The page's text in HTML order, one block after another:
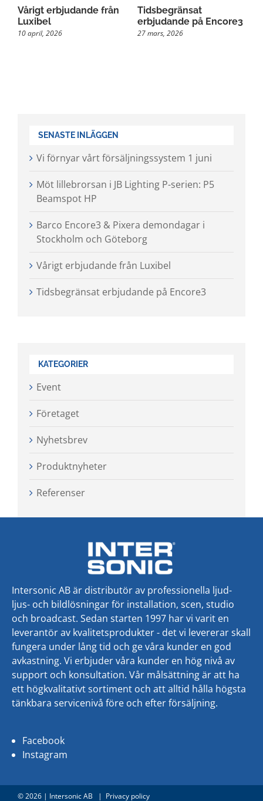
Vårigt erbjudande från
Luxibel
10 april, 2026
Tidsbegränsat
erbjudande på Encore3
27 mars, 2026
SENASTE INLÄGGEN
Vi förnyar vårt försäljningssystem 1 juni
Möt lillebrorsan i JB Lighting P-serien: P5
Beamspot HP
Barco Encore3 & Pixera demondagar i
Stockholm och Göteborg
Vårigt erbjudande från Luxibel
Tidsbegränsat erbjudande på Encore3
KATEGORIER
Event
Företaget
Nyhetsbrev
Produktnyheter
Referenser
Intersonic AB är distributör av professionella ljud-
ljus- och bildlösningar för installation, scen, studio
och broadcast. Sedan starten 1997 har vi varit en
leverantör av kvalitetsprodukter - det vi levererar skall
fungera under lång tid och ge våra kunder en god
avkastning. Vi erbjuder våra kunder en hög nivå av
support och konsultation. Vår målsättning är att ha
ett högkvalitativt sortiment och att alltid hålla högsta
tänkbara servicenivå före och efter försäljning.
Facebook
Instagram
©2026 | Intersonic AB | Privacy policy